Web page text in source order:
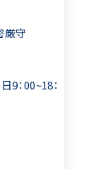
厳守
9：00~18：